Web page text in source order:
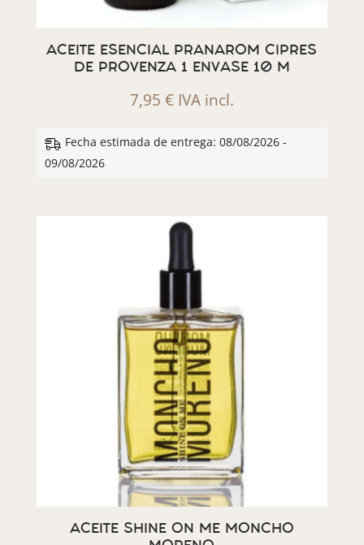
ACEITE ESENCIAL PRANAROM CIPRES
DE PROVENZA 1 ENVASE 10 M
7,95 € IVA incl.
Fecha estimada de entrega: 08/08/2026 -
09/08/2026
ACEITE SHINE ON ME MONCHO